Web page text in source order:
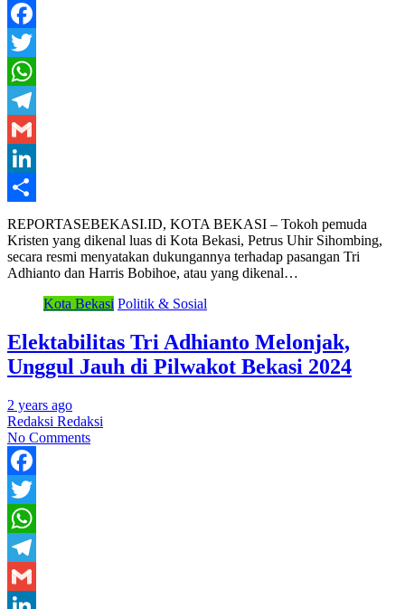
Facebook
Twitter
WhatsApp
Telegram
Gmail
LinkedIn
Share
REPORTASEBEKASI.ID, KOTA BEKASI – Tokoh pemuda
Kristen yang dikenal luas di Kota Bekasi, Petrus Uhir Sihombing,
secara resmi menyatakan dukungannya terhadap pasangan Tri
Adhianto dan Harris Bobihoe, atau yang dikenal…
Kota Bekasi Politik & Sosial
Elektabilitas Tri Adhianto Melonjak,
Unggul Jauh di Pilwakot Bekasi 2024
2 years ago
Redaksi Redaksi
No Comments
Facebook
Twitter
WhatsApp
Telegram
Gmail